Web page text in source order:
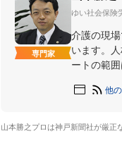
専門家
ゆい社会保険
介護の現
います。
ートの範
他
山本勝之プロは神戸新聞社が厳正